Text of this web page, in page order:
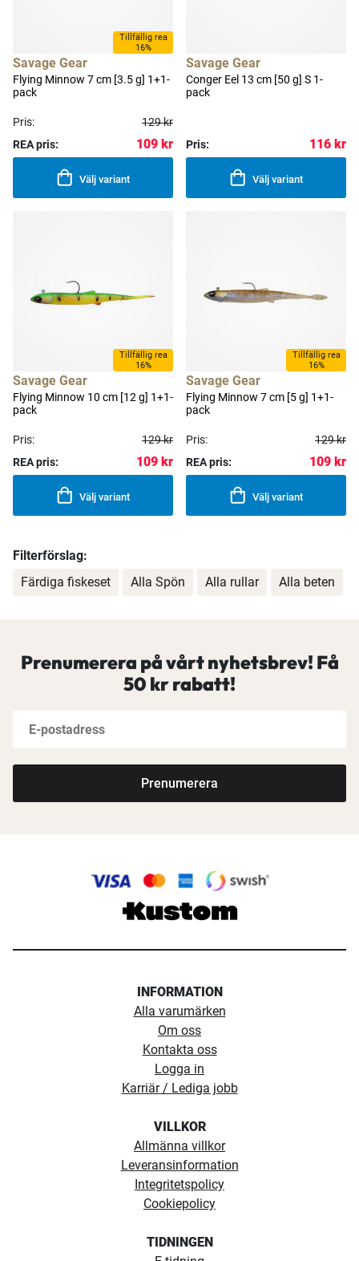
Tillfällig rea
16%
Savage Gear
Flying Minnow 7 cm [3.5 g] 1+1-
pack
Pris:
129 kr
REA pris:
109 kr
Välj variant
Savage Gear
Conger Eel 13 cm [50 g] S 1-
pack
Pris: 116 kr
Välj variant
Tillfällig rea
16%
Savage Gear
Flying Minnow 10 cm [12 g] 1+1-
pack
Pris:
129 kr
REA pris:
109 kr
Välj variant
Tillfällig rea
16%
Savage Gear
Flying Minnow 7 cm [5 g] 1+1-
pack
Pris:
129 kr
REA pris:
109 kr
Välj variant
Filterförslag:
Färdiga fiskeset
Alla Spön Alla rullar Alla beten
Prenumerera på vårt nyhetsbrev! Få
50 kr rabatt!
Prenumerera
INFORMATION
Alla varumärken
Om oss
Kontakta oss
Logga in
Karriär / Lediga jobb
VILLKOR
Allmänna villkor
Leveransinformation
Integritetspolicy
Cookiepolicy
TIDNINGEN